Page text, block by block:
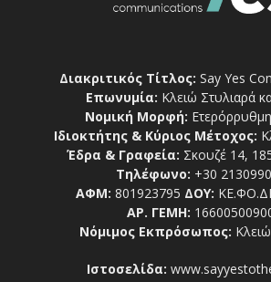
Διακριτικός Τίτλος: Say Yes
Επωνυμία: Κλειώ Στυλιαρά
Νομική Μορφή: Ετερόρρυθμη
Ιδιοκτήτης & Κύριος Μέτοχος:
Έδρα & Γραφεία: Σκουζέ 14,
Τηλέφωνο: +30
ΑΦΜ: 801923795 ΔΟΥ:
ΑΡ. ΓΕΜΗ:
Νόμιμος Εκπρόσωπος:
Ιστοσελίδα: